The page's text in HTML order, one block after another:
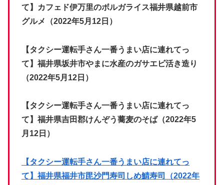
て】カフェド伊万里のボルガライス福井県越前市
グルメ（2022年5月12日）
【タクシー運転手さん一番うまい店に連れてっ
て】福井県坂井市やまに水産のガサエビ活き造り
（2022年5月12日）
【タクシー運転手さん一番うまい店に連れてっ
て】福井県吉田郡けんぞう蕎麦のそば（2022年5
月12日）
【タクシー運転手さん一番うまい店に連れてっ
て】福井県福井市毘沙門寿司しめ鯖寿司（2022年